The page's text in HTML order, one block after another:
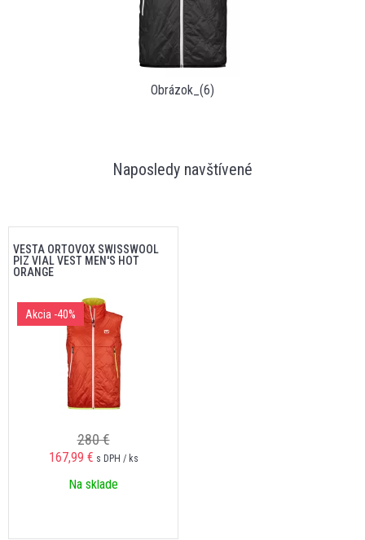
Obrázok_(6)
Naposledy navštívené
VESTA ORTOVOX SWISSWOOL
PIZ VIAL VEST MEN'S HOT
ORANGE
Akcia -40%
280 €
167,99 € s DPH / ks
Na sklade